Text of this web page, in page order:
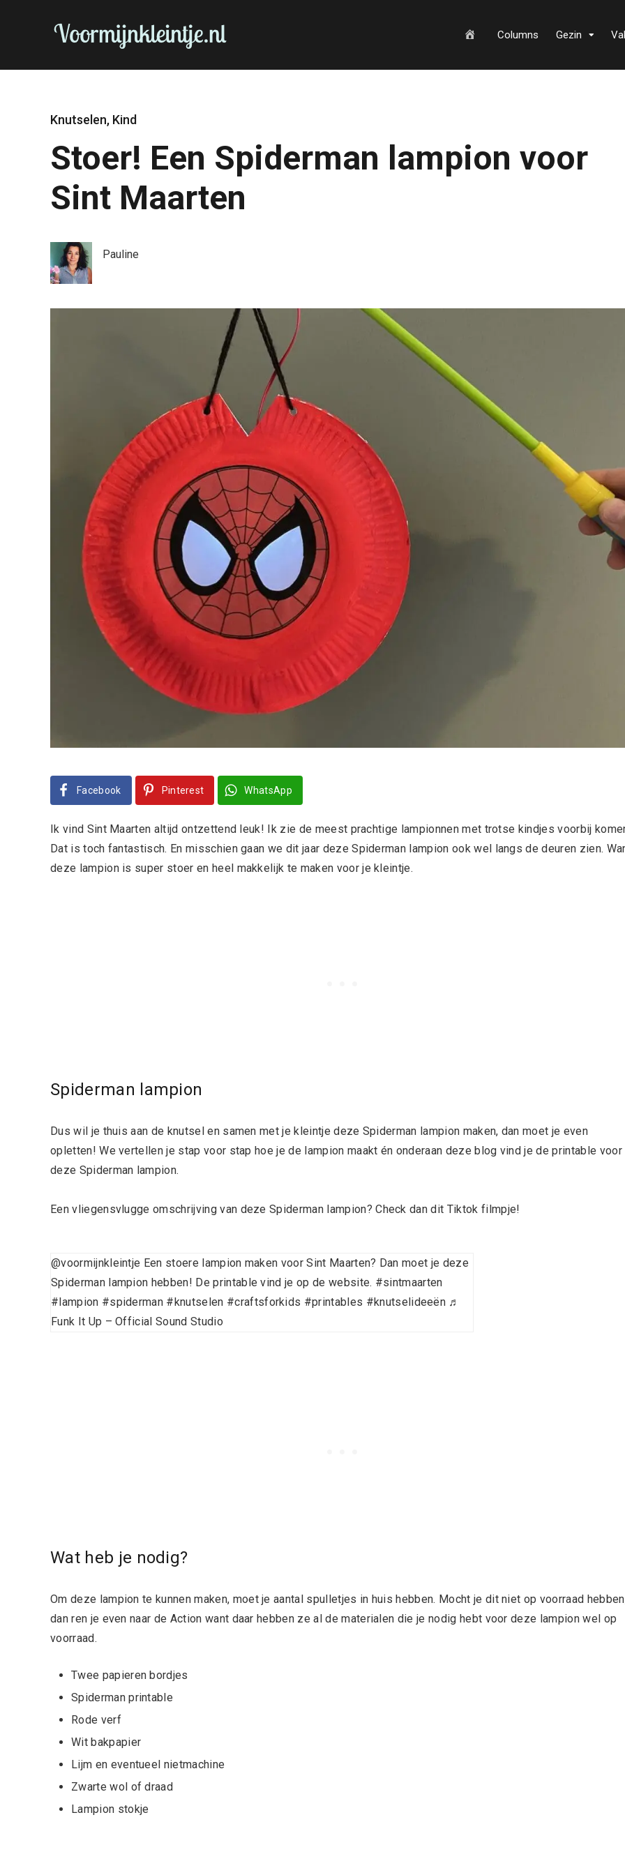
m
Columns Gezin
Knutselen, Kind
Stoer! Een Spiderman lampion voor
Sint Maarten
Pauline
Facebook Pinterest WhatsApp
Ik vind Sint Maarten altijd ontzettend leuk! Ik zie de meest prachtige lampionnen met trotse kindjes voorbij
Dat is toch fantastisch. En misschien gaan we dit jaar deze Spiderman lampion ook wel langs de deuren zien.
deze lampion is super stoer en heel makkelijk te maken voor je kleintje.
Spiderman lampion
Dus wil je thuis aan de knutsel en samen met je kleintje deze Spiderman lampion maken, dan moet je even
opletten! We vertellen je stap voor stap hoe je de lampion maakt én onderaan deze blog vind je de printable voor
deze Spiderman lampion.
Een vliegensvlugge omschrijving van deze Spiderman lampion? Check dan dit Tiktok filmpje!
@voormijnkleintje Een stoere lampion maken voor Sint Maarten? Dan moet je deze
Spiderman lampion hebben! De printable vind je op de website. #sintmaarten
#lampion #spiderman #knutselen #craftsforkids #printables #knutselideeën ♬
Funk It Up – Official Sound Studio
Wat heb je nodig?
Om deze lampion te kunnen maken, moet je aantal spulletjes in huis hebben. Mocht je dit niet op voorraad
dan ren je even naar de Action want daar hebben ze al de materialen die je nodig hebt voor deze lampion wel op
voorraad.
Twee papieren bordjes
Spiderman printable
Rode verf
Wit bakpapier
Lijm en eventueel nietmachine
Zwarte wol of draad
Lampion stokje